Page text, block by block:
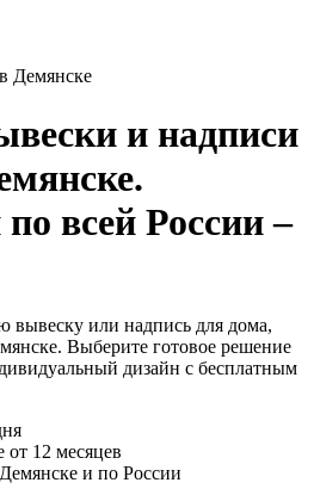
Демянске
и надписи
всей России –
вывеску или надпись для дома,
Выберите готовое решение
дизайн с бесплатным
от 12 месяцев
и по России